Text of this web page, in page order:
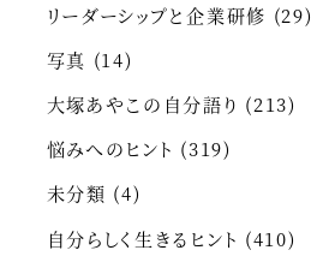
リーダーシップと企業研修 (29)
写真 (14)
大塚あやこの自分語り (213)
悩みへのヒント (319)
未分類 (4)
自分らしく生きるヒント (410)